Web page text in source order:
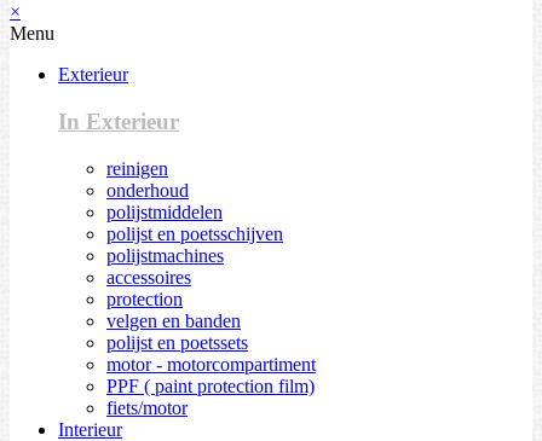
×
Menu
Exterieur
In Exterieur
reinigen
onderhoud
polijstmiddelen
polijst en poetsschijven
polijstmachines
accessoires
protection
velgen en banden
polijst en poetssets
motor - motorcompartiment
PPF ( paint protection film)
fiets/motor
Interieur